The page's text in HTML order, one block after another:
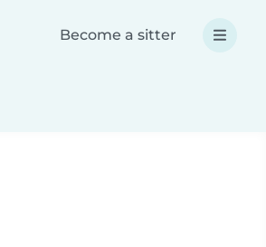
Become a sitter